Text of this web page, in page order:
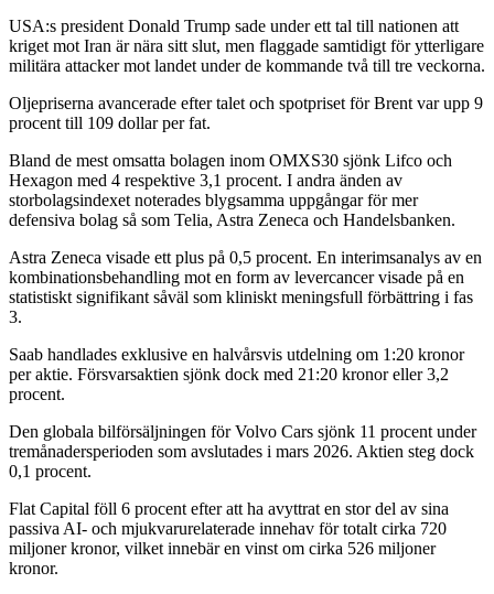
USA:s president Donald Trump sade under ett tal till nationen att
kriget mot Iran är nära sitt slut, men flaggade samtidigt för ytterligare
militära attacker mot landet under de kommande två till tre veckorna.
Oljepriserna avancerade efter talet och spotpriset för Brent var upp 9
procent till 109 dollar per fat.
Bland de mest omsatta bolagen inom OMXS30 sjönk Lifco och
Hexagon med 4 respektive 3,1 procent. I andra änden av
storbolagsindexet noterades blygsamma uppgångar för mer
defensiva bolag så som Telia, Astra Zeneca och Handelsbanken.
Astra Zeneca visade ett plus på 0,5 procent. En interimsanalys av en
kombinationsbehandling mot en form av levercancer visade på en
statistiskt signifikant såväl som kliniskt meningsfull förbättring i fas
3.
Saab handlades exklusive en halvårsvis utdelning om 1:20 kronor
per aktie. Försvarsaktien sjönk dock med 21:20 kronor eller 3,2
procent.
Den globala bilförsäljningen för Volvo Cars sjönk 11 procent under
tremånadersperioden som avslutades i mars 2026. Aktien steg dock
0,1 procent.
Flat Capital föll 6 procent efter att ha avyttrat en stor del av sina
passiva AI- och mjukvarurelaterade innehav för totalt cirka 720
miljoner kronor, vilket innebär en vinst om cirka 526 miljoner
kronor.